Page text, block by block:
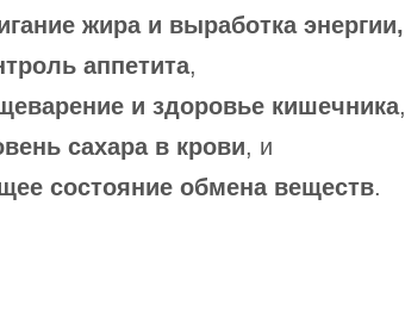
жира и выработка энергии,
аппетита,
и здоровье кишечника,
сахара в крови, и
состояние обмена веществ.